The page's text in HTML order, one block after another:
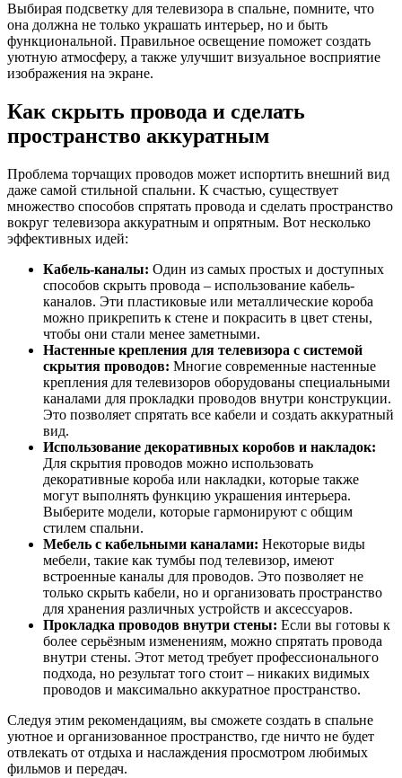
Выбирая подсветку для телевизора в спальне, помните, что
она должна не только украшать интерьер, но и быть
функциональной. Правильное освещение поможет создать
уютную атмосферу, а также улучшит визуальное восприятие
изображения на экране.
Как скрыть провода и сделать
пространство аккуратным
Проблема торчащих проводов может испортить внешний вид
даже самой стильной спальни. К счастью, существует
множество способов спрятать провода и сделать пространство
вокруг телевизора аккуратным и опрятным. Вот несколько
эффективных идей:
Кабель-каналы: Один из самых простых и доступных
способов скрыть провода – использование кабель-
каналов. Эти пластиковые или металлические короба
можно прикрепить к стене и покрасить в цвет стены,
чтобы они стали менее заметными.
Настенные крепления для телевизора с системой
скрытия проводов: Многие современные настенные
крепления для телевизоров оборудованы специальными
каналами для прокладки проводов внутри конструкции.
Это позволяет спрятать все кабели и создать аккуратный
вид.
Использование декоративных коробов и накладок:
Для скрытия проводов можно использовать
декоративные короба или накладки, которые также
могут выполнять функцию украшения интерьера.
Выберите модели, которые гармонируют с общим
стилем спальни.
Мебель с кабельными каналами: Некоторые виды
мебели, такие как тумбы под телевизор, имеют
встроенные каналы для проводов. Это позволяет не
только скрыть кабели, но и организовать пространство
для хранения различных устройств и аксессуаров.
Прокладка проводов внутри стены: Если вы готовы к
более серьёзным изменениям, можно спрятать провода
внутри стены. Этот метод требует профессионального
подхода, но результат того стоит – никаких видимых
проводов и максимально аккуратное пространство.
Следуя этим рекомендациям, вы сможете создать в спальне
уютное и организованное пространство, где ничто не будет
отвлекать от отдыха и наслаждения просмотром любимых
фильмов и передач.